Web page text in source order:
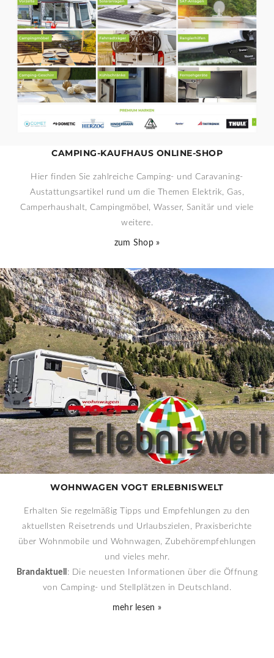
CAMPING-KAUFHAUS ONLINE-SHOP
Hier finden Sie zahlreiche Camping- und Caravaning-
Austattungs­artikel rund um die Themen Elektrik, Gas,
Camper­haushalt, Camping­möbel, Wasser, Sanitär und viele
weitere.
zum Shop »
WOHNWAGEN VOGT ERLEBNISWELT
Erhalten Sie regelmäßig Tipps und Emp­feh­lungen zu den
aktuellsten Reise­trends und Urlaubs­zielen, Praxis­berichte
über Wohn­mobile und Wohn­wagen, Zubehör­empfehlungen
und vieles mehr.
Brandaktuell : Die neuesten Informationen über die Öffnung
von Camping- und Stell­plätzen in Deutschland.
mehr lesen »